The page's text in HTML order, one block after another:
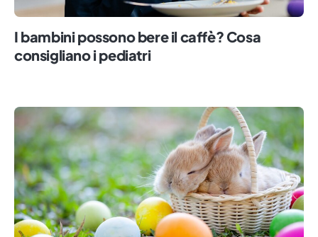
I bambini possono bere il caffè? Cosa
consigliano i pediatri